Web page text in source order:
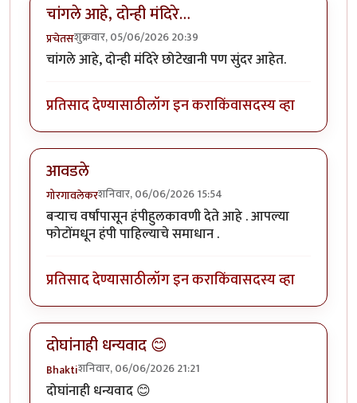
चांगले आहे, दोन्ही मंदिरे…
प्रचेतसशुक्रवार, 05/06/2026 20:39
चांगले आहे, दोन्ही मंदिरे छोटेखानी पण सुंदर आहेत.
प्रतिसाद देण्यासाठीलॉग इन कराकिंवासदस्य व्हा
आवडले
गोरगावलेकरशनिवार, 06/06/2026 15:54
बऱ्याच वर्षांपासून हंपीहुलकावणी देते आहे . आपल्या
फोटोंमधून हंपी पाहिल्याचे समाधान .
प्रतिसाद देण्यासाठीलॉग इन कराकिंवासदस्य व्हा
दोघांनाही धन्यवाद 😊
Bhaktiशनिवार, 06/06/2026 21:21
दोघांनाही धन्यवाद 😊